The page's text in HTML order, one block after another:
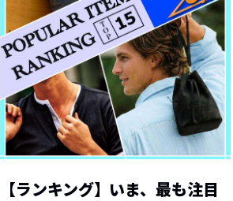
【ランキング】いま、最も注目